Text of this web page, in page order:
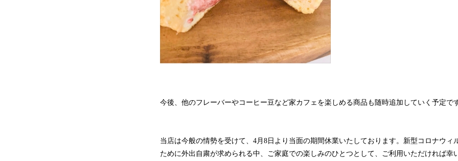
今後、他のフレーバーやコーヒー豆など家カフェを楽しめる商品も随時追加していく予定で
当店は今般の情勢を受けて、4月8日より当面の期間休業いたしております。新型コロナウィ
ために外出自粛が求められる中、ご家庭での楽しみのひとつとして、ご利用いただければ幸